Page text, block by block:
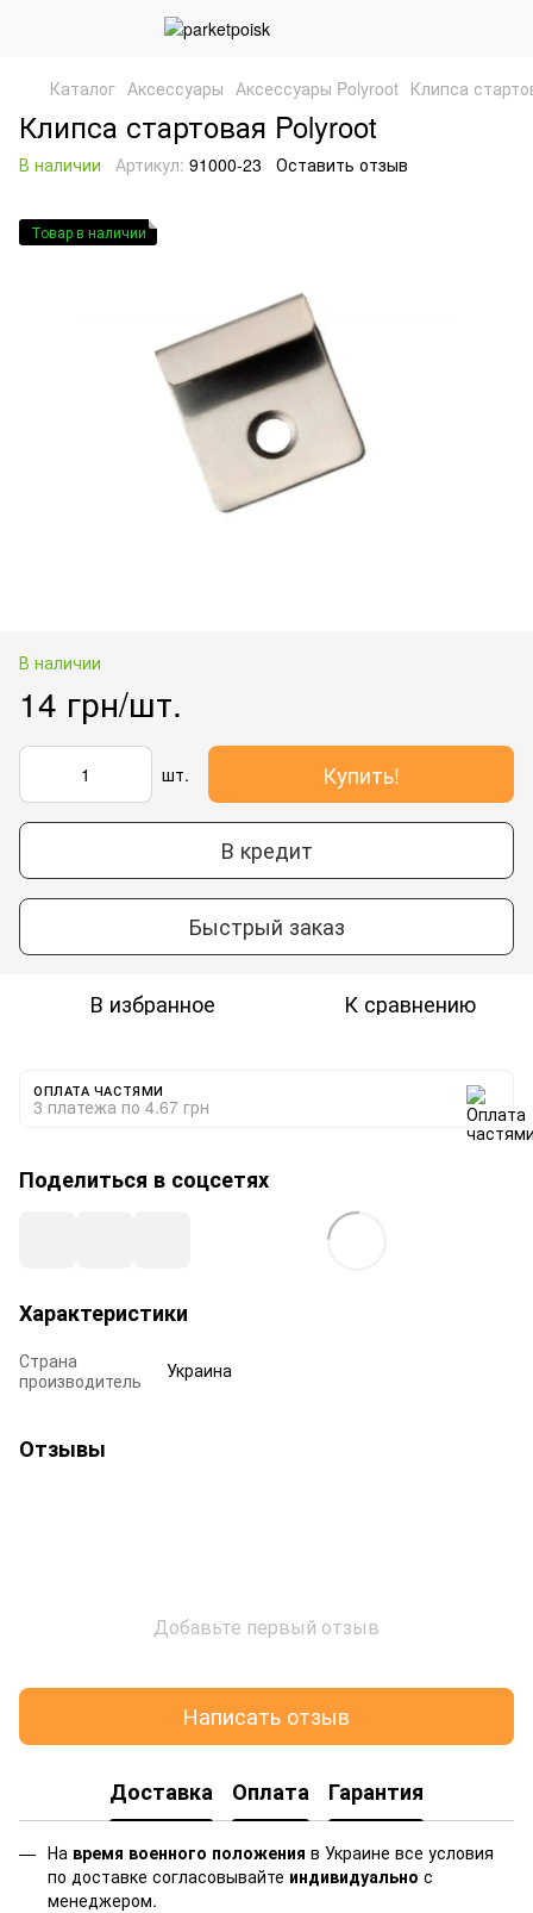
Каталог Аксессуары Аксессуары Polyroot Клипса
Клипса стартовая Polyroot
В наличии Артикул: 91000-23 Оставить отзыв
Товар в наличии
В наличии
14 грн/шт.
шт. Купить!
В кредит
Быстрый заказ
В избранное К сравнению
ОПЛАТА ЧАСТЯМИ
3 платежа по 4.67 грн
Поделиться в соцсетях
Характеристики
Страна
производитель
Украина
Отзывы
Добавьте первый отзыв
Написать отзыв
Доставка Оплата Гарантия
На время военного положения в Украине все условия
по доставке согласовывайте индивидуально с
менеджером.